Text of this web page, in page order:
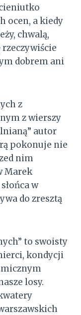
ocen, a kiedy
chwalą,
rzeczywiście
dobrem ani
z
z wierszy
autor
pokonuje nie
nim
Marek
w
do zresztą
to swoisty
kondycji
losy.